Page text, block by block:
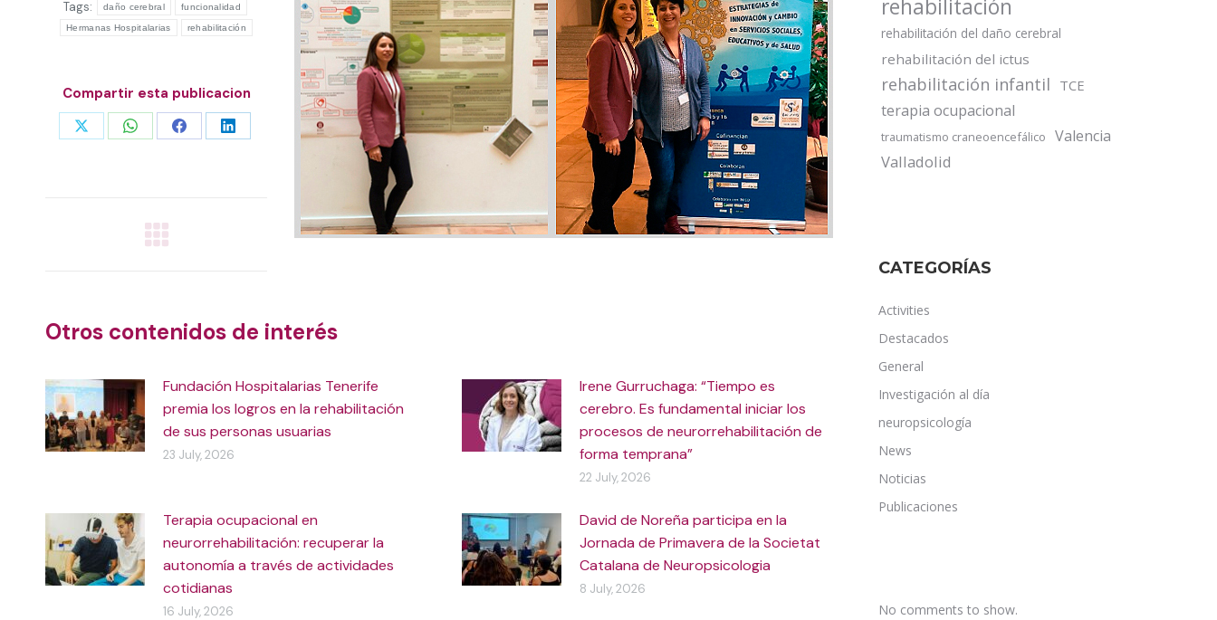
Tags:
daño cerebral funcionalidad
Hermanas Hospitalarias rehabilitación
Compartir esta publicacion
Share Share Share Share
navigation
Otros contenidos de interés
Fundación Hospitalarias Tenerife
premia los logros en la rehabilitación
de sus personas usuarias
23 July, 2026
Irene Gurruchaga: “Tiempo es
cerebro. Es fundamental iniciar los
procesos de neurorrehabilitación de
forma temprana”
22 July, 2026
Terapia ocupacional en
neurorrehabilitación: recuperar la
autonomía a través de actividades
cotidianas
16 July, 2026
David de Noreña participa en la
Jornada de Primavera de la Societat
Catalana de Neuropsicologia
8 July, 2026
rehabilitación
rehabilitación del daño cerebral
rehabilitación del ictus
rehabilitación infantil TCE
terapia ocupacional
traumatismo craneoencefálico Valencia
Valladolid
CATEGORÍAS
Activities
Destacados
General
Investigación al día
neuropsicología
News
Noticias
Publicaciones
No comments to show.